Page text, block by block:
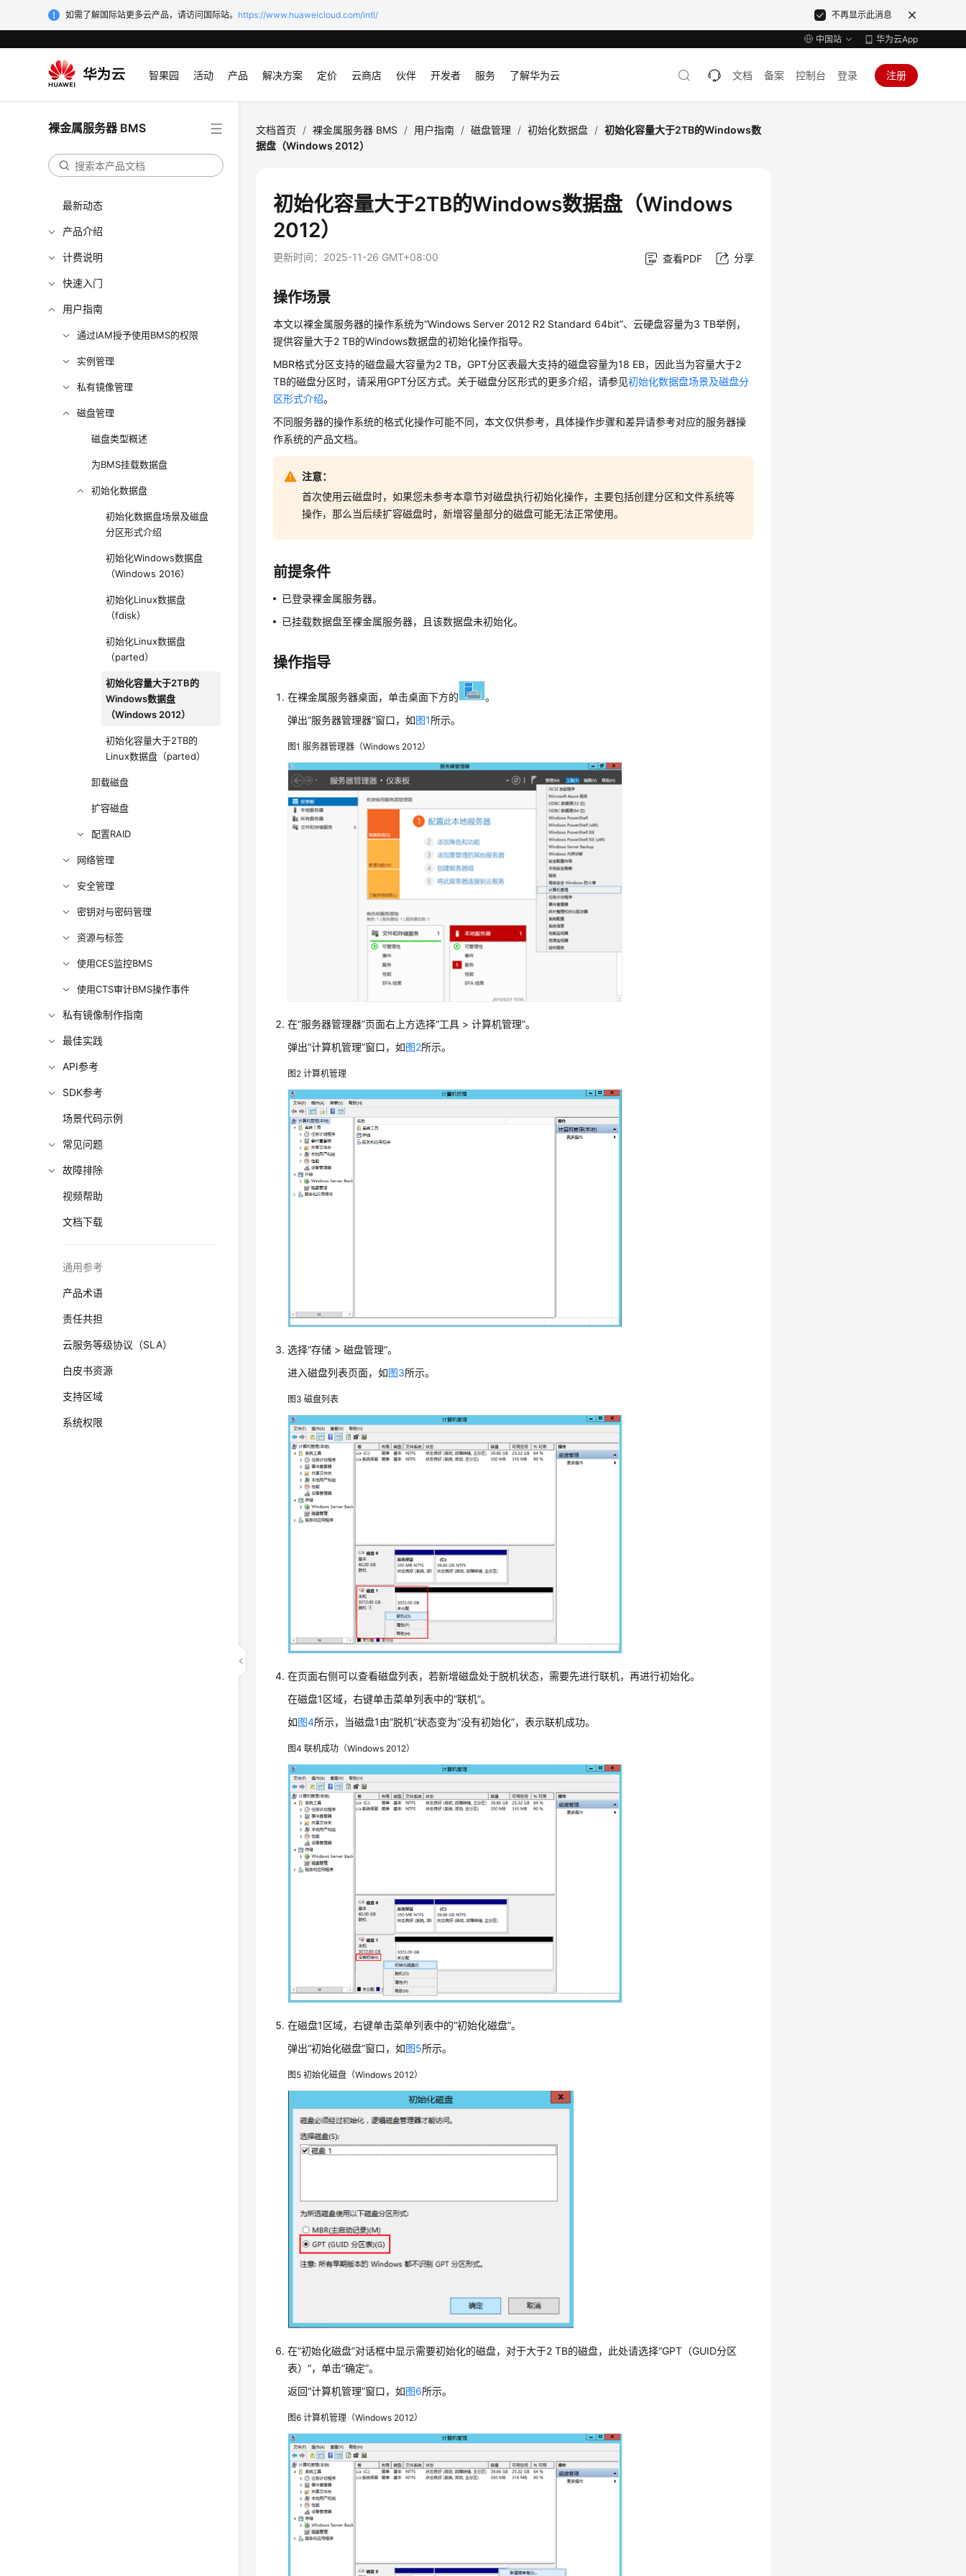
如需了解国际站更多云产品，请访问国际站。 https://www.huaweicloud.com/intl/ 不再显示此消息
中国站 华为云App
智果园 活动 产品 解决方案 定价 云商店 伙伴 开发者 服务 了解华为云 文档 备案 控制台 登录 注册
裸金属服务器 BMS
最新动态
产品介绍
计费说明
快速入门
用户指南
通过IAM授予使用BMS的权限
实例管理
私有镜像管理
磁盘管理
磁盘类型概述
为BMS挂载数据盘
初始化数据盘
初始化数据盘场景及磁盘
分区形式介绍
初始化Windows数据盘
（Windows 2016）
初始化Linux数据盘
（fdisk）
初始化Linux数据盘
（parted）
初始化容量大于2TB的
Windows数据盘
（Windows 2012）
初始化容量大于2TB的
Linux数据盘（parted）
卸载磁盘
扩容磁盘
配置RAID
网络管理
安全管理
密钥对与密码管理
资源与标签
使用CES监控BMS
使用CTS审计BMS操作事件
私有镜像制作指南
最佳实践
API参考
SDK参考
场景代码示例
常见问题
故障排除
视频帮助
文档下载
通用参考
产品术语
责任共担
云服务等级协议（SLA）
白皮书资源
支持区域
系统权限
文档首页 / 裸金属服务器 BMS / 用户指南 / 磁盘管理 / 初始化数据盘 / 初始化容量大于2TB的Windows数
据盘（Windows 2012）
初始化容量大于2TB的Windows数据盘（Windows
2012）
更新时间： 2025-11-26 GMT+08:00 查看PDF 分享
操作场景
本文以裸金属服务器的操作系统为“Windows Server 2012 R2 Standard 64bit”、云硬盘容量为3 TB举例，
提供容量大于2 TB的Windows数据盘的初始化操作指导。
MBR格式分区支持的磁盘最大容量为2 TB，GPT分区表最大支持的磁盘容量为18 EB，因此当为容量大于2
TB的磁盘分区时，请采用GPT分区方式。关于磁盘分区形式的更多介绍，请参见初始化数据盘场景及磁盘分
区形式介绍。
不同服务器的操作系统的格式化操作可能不同，本文仅供参考，具体操作步骤和差异请参考对应的服务器操
作系统的产品文档。
注意：
首次使用云磁盘时，如果您未参考本章节对磁盘执行初始化操作，主要包括创建分区和文件系统等
操作，那么当后续扩容磁盘时，新增容量部分的磁盘可能无法正常使用。
前提条件
已登录裸金属服务器。
已挂载数据盘至裸金属服务器，且该数据盘未初始化。
操作指导
在裸金属服务器桌面，单击桌面下方的
。
弹出“服务器管理器”窗口，如图1所示。
图1服务器管理器（Windows 2012）
在“服务器管理器”页面右上方选择“工具 > 计算机管理”。
弹出“计算机管理”窗口，如图2所示。
图2计算机管理
选择“存储 > 磁盘管理”。
进入磁盘列表页面，如图3所示。
图3磁盘列表
在页面右侧可以查看磁盘列表，若新增磁盘处于脱机状态，需要先进行联机，再进行初始化。
在磁盘1区域，右键单击菜单列表中的“联机”。
如图4所示，当磁盘1由“脱机”状态变为“没有初始化”，表示联机成功。
图4联机成功（Windows 2012）
在磁盘1区域，右键单击菜单列表中的“初始化磁盘”。
弹出“初始化磁盘”窗口，如图5所示。
图5初始化磁盘（Windows 2012）
在“初始化磁盘”对话框中显示需要初始化的磁盘，对于大于2 TB的磁盘，此处请选择“GPT（GUID分区
表）”，单击“确定”。
返回“计算机管理”窗口，如图6所示。
图6计算机管理（Windows 2012）